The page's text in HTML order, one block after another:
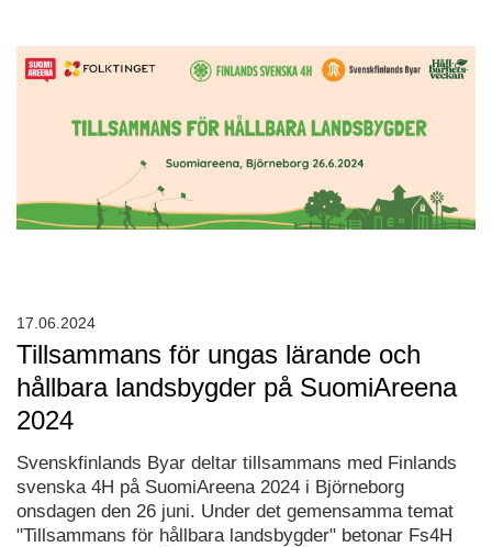
Tillsammans för ungas lärande och
hållbara landsbygder på SuomiAreena
2024
Svenskfinlands Byar deltar tillsammans med Finlands
svenska 4H på SuomiAreena 2024 i Björneborg
onsdagen den 26 juni. Under det gemensamma temat
"Tillsammans för hållbara landsbygder" betonar Fs4H
17.06.2024